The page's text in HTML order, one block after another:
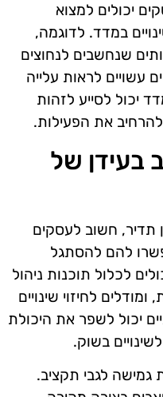
יכולים למצוא
במדד. לדוגמה,
שנחשבים לנחוצים
עשויים לראות עלייה
יכול לסייע לזהות
את הפעילות.
בעידן של
תדיר, חשוב לעסקים
להם להסתגל
לכלול תוכנות ניהול
לחיזוי שינויים
יכול לשפר את היכולת
בשוק.
גמישה לגבי תקציב.